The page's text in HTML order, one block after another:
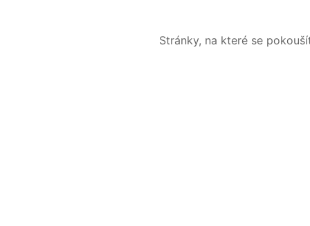
Stránky, na které se